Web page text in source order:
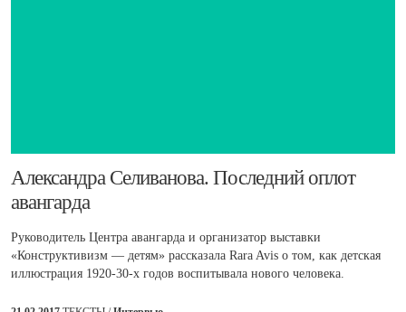
​Александра Селиванова. Последний оплот
авангарда
Руководитель Центра авангарда и организатор выставки
«Конструктивизм — детям» рассказала Rara Avis о том, как детская
иллюстрация 1920-30-х годов воспитывала нового человека.